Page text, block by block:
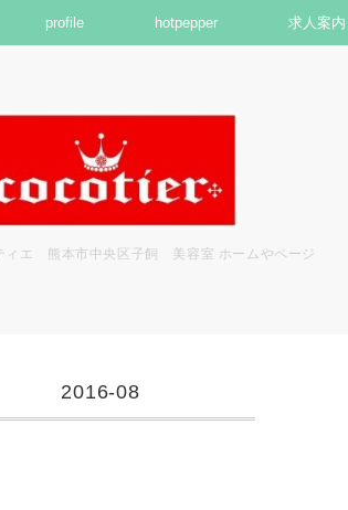
profile hotpepper 求人案
ィエ 熊本市中央区子飼 美容室 ホームやページ
2016-08